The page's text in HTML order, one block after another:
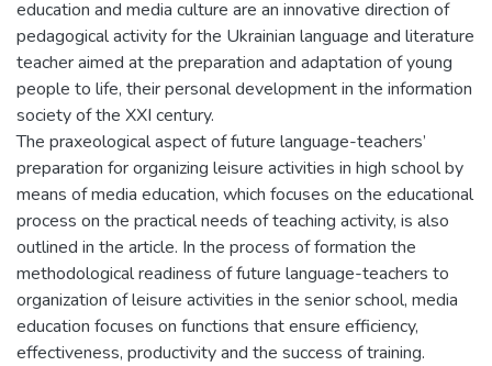
education and media culture are an innovative direction of
pedagogical activity for the Ukrainian language and literature
teacher aimed at the preparation and adaptation of young
people to life, their personal development in the information
society of the XXI century.
The praxeological aspect of future language-teachers’
preparation for organizing leisure activities in high school by
means of media education, which focuses on the educational
process on the practical needs of teaching activity, is also
outlined in the article. In the process of formation the
methodological readiness of future language-teachers to
organization of leisure activities in the senior school, media
education focuses on functions that ensure efficiency,
effectiveness, productivity and the success of training.